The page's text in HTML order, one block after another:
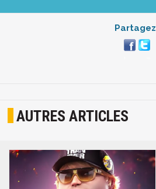
Partagez
AUTRES ARTICLES